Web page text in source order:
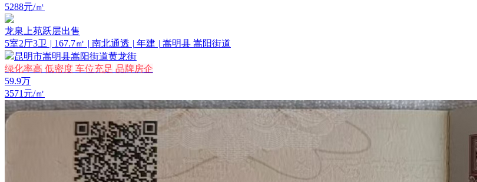
5288元/㎡
龙泉上苑跃层出售
5室2厅3卫 | 167.7㎡ | 南北通透 | 年建 | 嵩明县 嵩阳街道
昆明市嵩明县嵩阳街道黄龙街
绿化率高 低密度 车位充足 品牌房企
59.9万
3571元/㎡